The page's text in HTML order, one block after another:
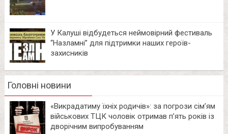
У Калуші відбудеться неймовірний фестиваль
“Назламні” для підтримки наших героїв-
захисників
Головні новини
«Викрадатиму їхніх родичів»: за погрози сім’ям
військових ТЦК чоловік отримав п’ять років із
дворічним випробуванням